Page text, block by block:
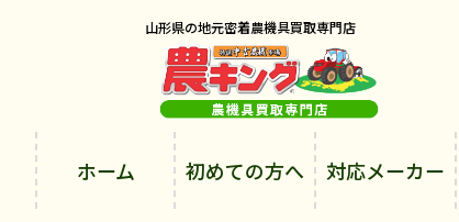
山形県の地元密着農機具買取専門店
ホーム 初めての方へ 対応メーカー